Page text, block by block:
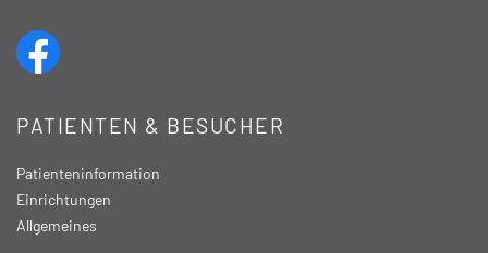
PATIENTEN & BESUCHER
Patienteninformation
Einrichtungen
Allgemeines